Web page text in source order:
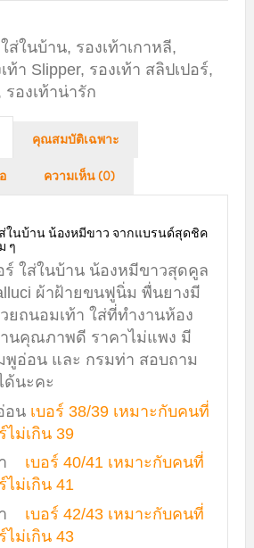
ส่ในบ้าน, รองเท้าเกาหลี,
ท้า Slipper, รองเท้า สลิปเปอร์,
รองเท้าน่ารัก
คุณสมบัติเฉพาะ
ความเห็น (0)
ส่ในบ้าน น้องหมีขาว จากแบรนด์สุดชิค
ๆ
ร์ ใส่ในบ้าน น้องหมีขาวสุดคูล
ผ้าฝ้ายขนฟูนิ่ม พื่นยางมี
ยถนอมเท้า ใส่ที่ทำงานห้อง
นคุณภาพดี ราคาไม่แพง มี
พูอ่อน และ กรมท่า สอบถาม
ด้นะคะ
อน เบอร์ 38/39 เหมาะกับคนที่
ไม่เกิน 39
เบอร์ 40/41 เหมาะกับคนที่
ไม่เกิน 41
เบอร์ 42/43 เหมาะกับคนที่
ไม่เกิน 43